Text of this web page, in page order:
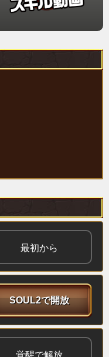
最初から
SOUL2で開放
覚醒で解放